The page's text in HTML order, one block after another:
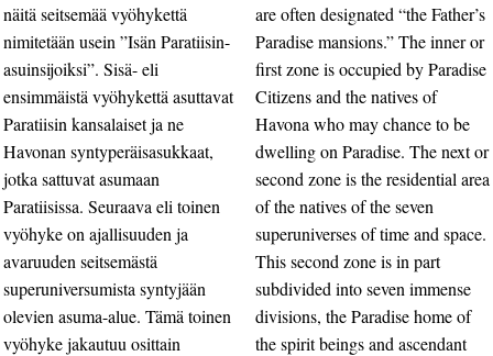
näitä seitsemää vyöhykettä
nimitetään usein ”Isän Paratiisin-
asuinsijoiksi”. Sisä- eli
ensimmäistä vyöhykettä asuttavat
Paratiisin kansalaiset ja ne
Havonan syntyperäisasukkaat,
jotka sattuvat asumaan
Paratiisissa. Seuraava eli toinen
vyöhyke on ajallisuuden ja
avaruuden seitsemästä
superuniversumista syntyjään
olevien asuma-alue. Tämä toinen
vyöhyke jakautuu osittain
are often designated “the Father’s
Paradise mansions.” The inner or
first zone is occupied by Paradise
Citizens and the natives of
Havona who may chance to be
dwelling on Paradise. The next or
second zone is the residential area
of the natives of the seven
superuniverses of time and space.
This second zone is in part
subdivided into seven immense
divisions, the Paradise home of
the spirit beings and ascendant